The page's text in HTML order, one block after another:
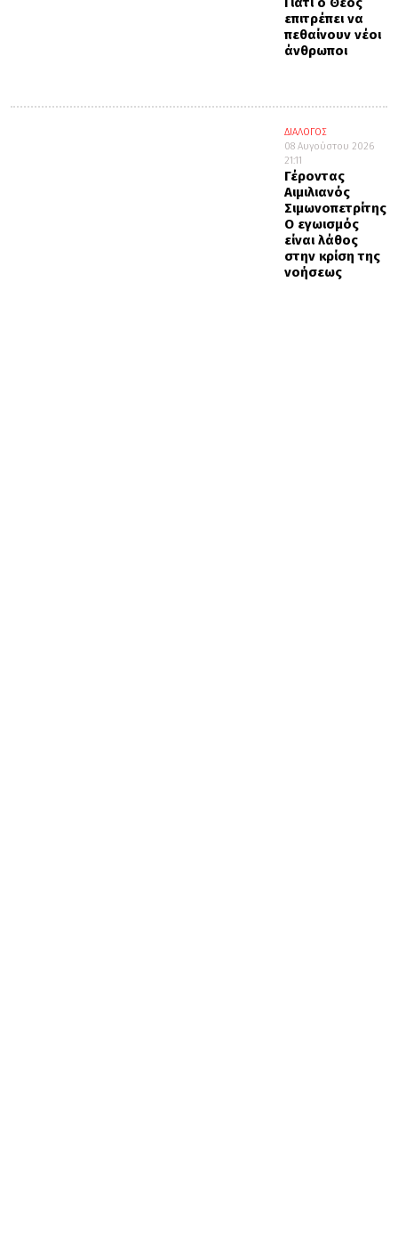
επιτρέπει να
πεθαίνουν νέοι
άνθρωποι
ΔΙΑΛΟΓΟΣ
08 Αυγούστου 2026
21:11
Γέροντας
Αιμιλιανός
Σιμωνοπετρίτης:
Ο εγωισμός
είναι λάθος
στην κρίση της
νοήσεως